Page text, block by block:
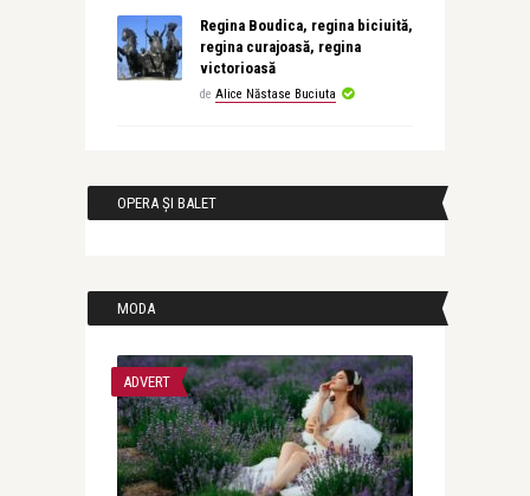
Regina Boudica, regina biciuită,
regina curajoasă, regina
victorioasă
de Alice Năstase Buciuta
OPERA ȘI BALET
MODA
ADVERT